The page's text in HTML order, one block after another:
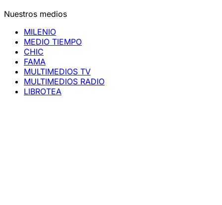
Nuestros medios
MILENIO
MEDIO TIEMPO
CHIC
FAMA
MULTIMEDIOS TV
MULTIMEDIOS RADIO
LIBROTEA